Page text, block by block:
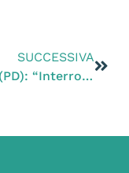
SUCCESSIVA
Zanoni (PD): “Interrogazioni e richieste di accesso agli atti inevase da mesi, è ora di finirla. C’è un regolamento e va fatto rispettare: siamo in democrazia, non in dittatura”